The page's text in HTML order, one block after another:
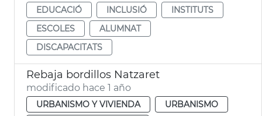
EDUCACIÓ
INCLUSIÓ
INSTITUTS
ESCOLES
ALUMNAT
DISCAPACITATS
Rebaja bordillos Natzaret
modificado hace 1 año
URBANISMO Y VIVIENDA
URBANISMO